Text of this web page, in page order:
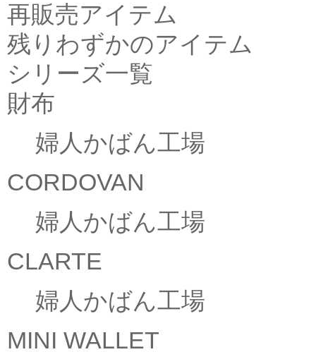
再販売アイテム
残りわずかのアイテム
シリーズ一覧
財布
婦人かばん工場
CORDOVAN
婦人かばん工場
CLARTE
婦人かばん工場
MINI WALLET